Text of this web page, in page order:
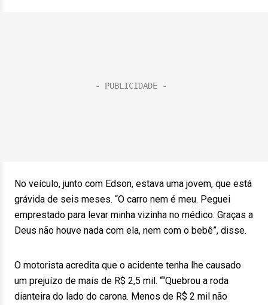
No veículo, junto com Edson, estava uma jovem, que está
grávida de seis meses. “O carro nem é meu. Peguei
emprestado para levar minha vizinha no médico. Graças a
Deus não houve nada com ela, nem com o bebê”, disse.
O motorista acredita que o acidente tenha lhe causado
um prejuízo de mais de R$ 2,5 mil. ““Quebrou a roda
dianteira do lado do carona. Menos de R$ 2 mil não